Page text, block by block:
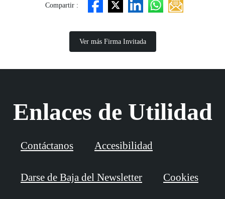
Compartir :
Ver más Firma Invitada
Enlaces de Utilidad
Contáctanos Accesibilidad
Darse de Baja del Newsletter Cookies